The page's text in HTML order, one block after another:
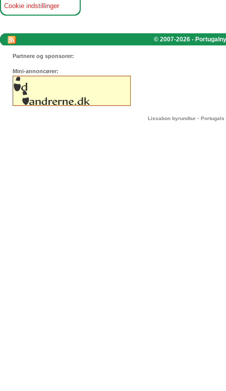
Cookie indstillinger
© 2007-2026 -
Partnere og sponsorer:
Mini-annoncører:
Lissabon byrundtur - Portugals